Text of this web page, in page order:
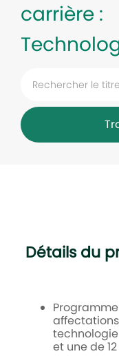
carrière :
Détails du
et une de